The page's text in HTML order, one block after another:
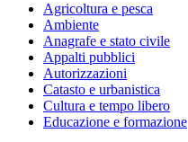
Agricoltura e pesca
Ambiente
Anagrafe e stato civile
Appalti pubblici
Autorizzazioni
Catasto e urbanistica
Cultura e tempo libero
Educazione e formazione